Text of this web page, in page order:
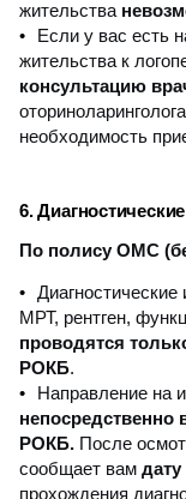
жительства
Если у вас есть
жительства к
консультацию
необходимость
6.
По полису ОМС
МРТ, рентген,
проводятся
РОКБ.
Направление на
непосредственно
РОКБ. После
сообщает вам
прохождения